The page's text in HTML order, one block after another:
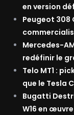
en version
Peugeot 308
Mercedes-
redéfinir le
Telo MT1 :
que le Tesla
Bugatti
W16 en